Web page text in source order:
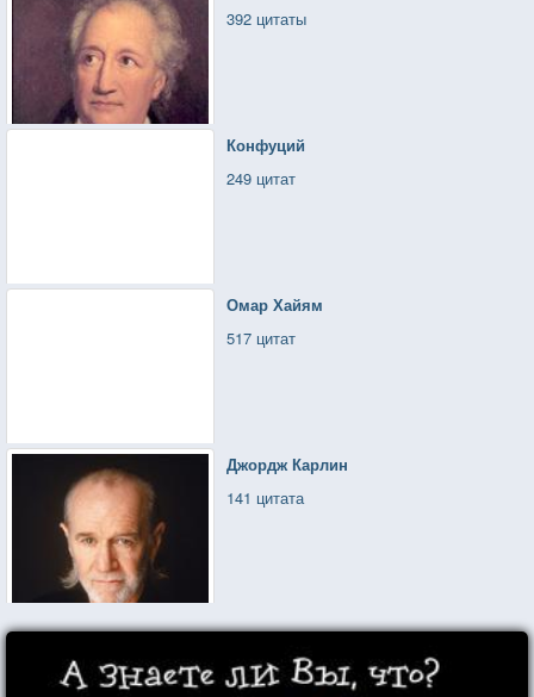
392 цитаты
Конфуций
249 цитат
Омар Хайям
517 цитат
Джордж Карлин
141 цитата